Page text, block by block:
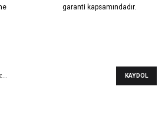
garanti kapsamındadır.
KAYDOL